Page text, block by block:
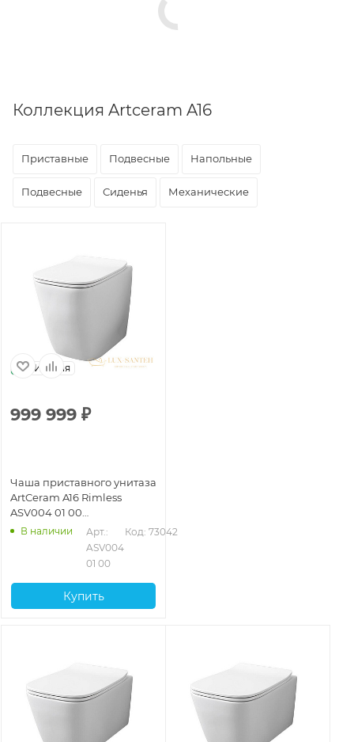
Коллекция Artceram A16
Приставные Подвесные Напольные
Подвесные Сиденья Механические
Италия
999 999 ₽
Чаша приставного унитаза
ArtCeram A16 Rimless
ASV004 01 00
безободковая, белый
В наличии
Арт.:
ASV004
01 00
Код: 73042
Купить